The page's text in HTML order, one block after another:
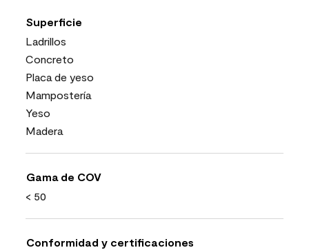
Superficie
Ladrillos
Concreto
Placa de yeso
Mampostería
Yeso
Madera
Gama de COV
< 50
Conformidad y certificaciones